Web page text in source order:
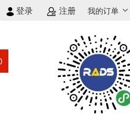
登录 注册 我的订单